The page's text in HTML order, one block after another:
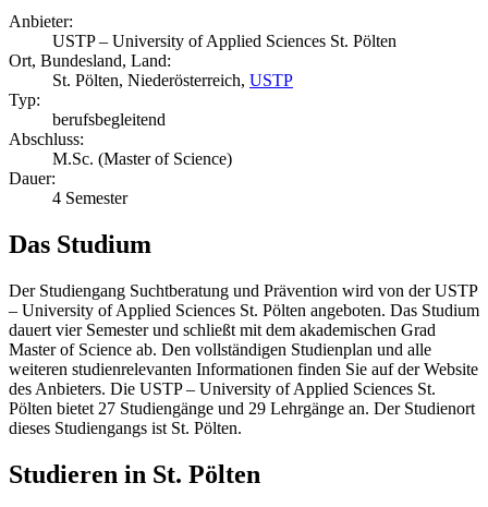
Anbieter:
USTP – University of Applied Sciences St. Pölten
Ort, Bundesland, Land:
St. Pölten, Niederösterreich, USTP
Typ:
berufsbegleitend
Abschluss:
M.Sc. (Master of Science)
Dauer:
4 Semester
Das Studium
Der Studiengang Suchtberatung und Prävention wird von der USTP
– University of Applied Sciences St. Pölten angeboten. Das Studium
dauert vier Semester und schließt mit dem akademischen Grad
Master of Science ab. Den vollständigen Studienplan und alle
weiteren studienrelevanten Informationen finden Sie auf der Website
des Anbieters. Die USTP – University of Applied Sciences St.
Pölten bietet 27 Studiengänge und 29 Lehrgänge an. Der Studienort
dieses Studiengangs ist St. Pölten.
Studieren in St. Pölten